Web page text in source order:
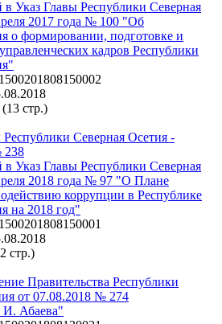
Указ Главы Республики Северная
2017 года № 100 "Об
о формировании, подготовке и
кадров Республики
1500201808150002
(13 стр.)
Республики Северная Осетия -
238
Указ Главы Республики Северная
2018 года № 97 "О Плане
коррупции в Республике
на 2018 год"
1500201808150001
стр.)
Правительства Республики
от 07.08.2018 № 274
Абаева"